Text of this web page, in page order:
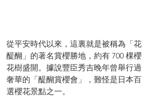
從平安時代以來，這裏就是被稱為「花
醍醐」的著名賞櫻勝地，約有 700 棵櫻
花樹盛開。據說豐臣秀吉晚年曾舉行過
奢華的「醍醐賞櫻會」，難怪是日本百
選櫻花景點之一。